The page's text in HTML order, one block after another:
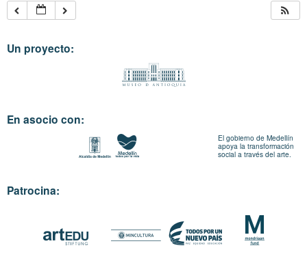
Un proyecto:
En asocio con:
El gobierno de Medellín
apoya la transformación
social a través del arte.
Patrocina: